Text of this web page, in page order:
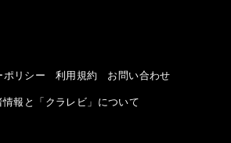
ポリシー 利用規約
お問い合わせ
情報と「クラレビ」について